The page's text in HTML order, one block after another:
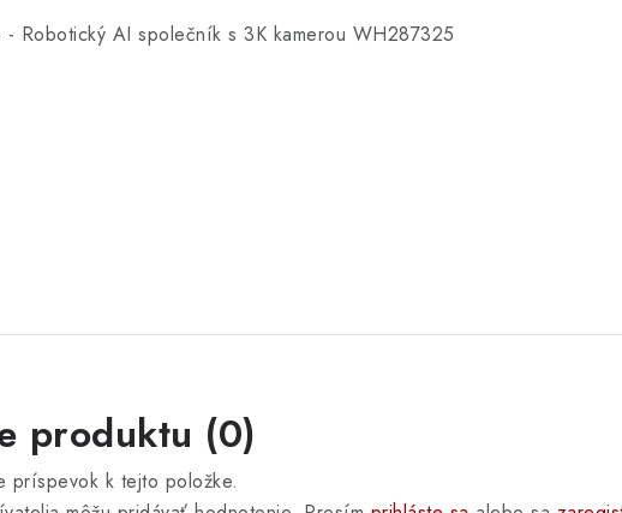
- Robotický AI společník s 3K kamerou WH287325
produktu (0)
príspevok k tejto položke.